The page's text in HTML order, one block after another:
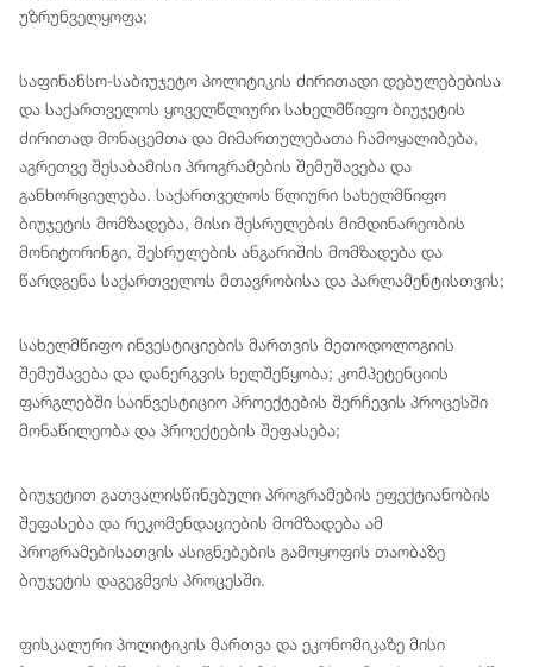
უზრუნველყოფა;
საფინანსო-საბიუჯეტო პოლიტიკის ძირითადი დებულებებისა
და საქართველოს ყოველწლიური სახელმწიფო ბიუჯეტის
ძირითად მონაცემთა და მიმართულებათა ჩამოყალიბება,
აგრეთვე შესაბამისი პროგრამების შემუშავება და
განხორციელება. საქართველოს წლიური სახელმწიფო
ბიუჯეტის მომზადება, მისი შესრულების მიმდინარეობის
მონიტორინგი, შესრულების ანგარიშის მომზადება და
წარდგენა საქართველოს მთავრობისა და პარლამენტისთვის;
სახელმწიფო ინვესტიციების მართვის მეთოდოლოგიის
შემუშავება და დანერგვის ხელშეწყობა; კომპეტენციის
ფარგლებში საინვესტიციო პროექტების შერჩევის პროცესში
მონაწილეობა და პროექტების შეფასება;
ბიუჯეტით გათვალისწინებული პროგრამების ეფექტიანობის
შეფასება და რეკომენდაციების მომზადება ამ
პროგრამებისათვის ასიგნებების გამოყოფის თაობაზე
ბიუჯეტის დაგეგმვის პროცესში.
ფისკალური პოლიტიკის მართვა და ეკონომიკაზე მისი